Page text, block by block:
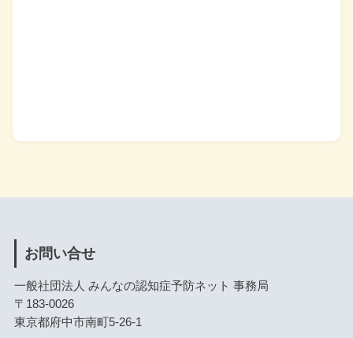
お問い合せ
一般社団法人 みんなの認知症予防ネット 事務局
〒183-0026
東京都府中市南町5-26-1